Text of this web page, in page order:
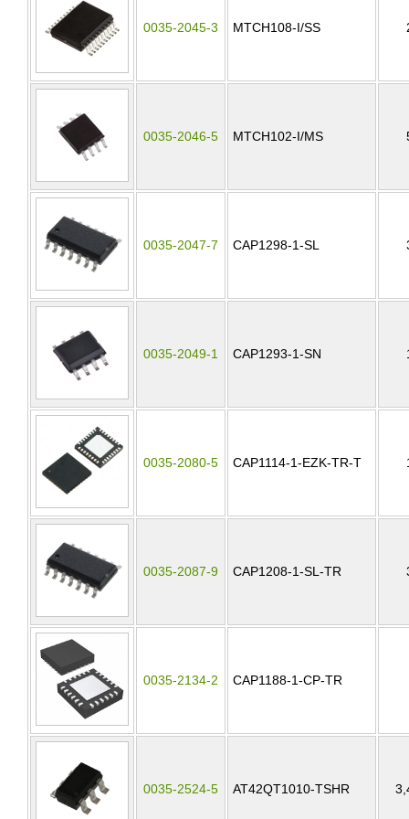
0035-2045-3 MTCH108-I/SS
0035-2046-5 MTCH102-I/MS
0035-2047-7 CAP1298-1-SL
0035-2049-1 CAP1293-1-SN
0035-2080-5 CAP1114-1-EZK-TR-T
0035-2087-9 CAP1208-1-SL-TR
0035-2134-2 CAP1188-1-CP-TR
0035-2524-5 AT42QT1010-TSHR